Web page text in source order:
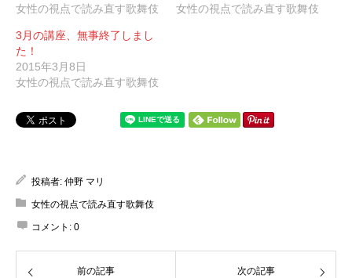
女性の視点で読み直す歌舞伎
女性の視点で読み直す歌舞伎
3月の講座、無事終了しまし
た！
2015年3月8日
女性の視点で読み直す歌舞伎
投稿者: 仲野 マリ
女性の視点で読み直す歌舞伎
コメント: 0
前の記事 次の記事